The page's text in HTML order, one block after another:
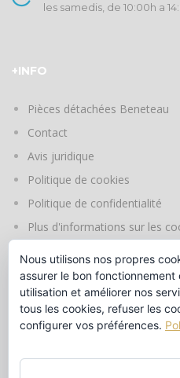
les samedis, de 10:00h a
+INFO
Pièces détachées Beneteau
Contact
Avis juridique
Politique de cookies
Politique de confidentialité
Plus d'informations sur les
LANGUES
Nous utilisons nos propres
assurer le bon fonctionnement
utilisation et améliorer nos
tous les cookies, refuser les
configurer vos préférences.